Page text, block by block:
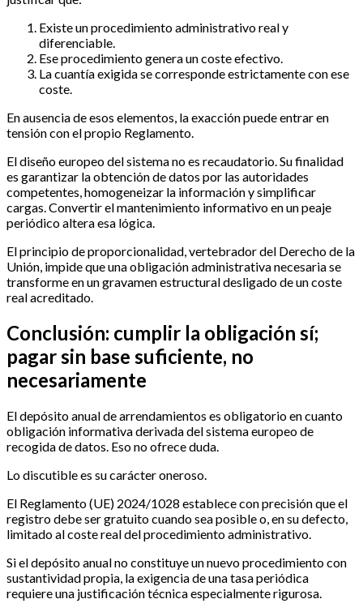
Existe un procedimiento administrativo real y
diferenciable.
Ese procedimiento genera un coste efectivo.
La cuantía exigida se corresponde estrictamente con ese
coste.
En ausencia de esos elementos, la exacción puede entrar en
tensión con el propio Reglamento.
El diseño europeo del sistema no es recaudatorio. Su finalidad
es garantizar la obtención de datos por las autoridades
competentes, homogeneizar la información y simplificar
cargas. Convertir el mantenimiento informativo en un peaje
periódico altera esa lógica.
El principio de proporcionalidad, vertebrador del Derecho de la
Unión, impide que una obligación administrativa necesaria se
transforme en un gravamen estructural desligado de un coste
real acreditado.
Conclusión: cumplir la obligación sí;
pagar sin base suficiente, no
necesariamente
El depósito anual de arrendamientos es obligatorio en cuanto
obligación informativa derivada del sistema europeo de
recogida de datos. Eso no ofrece duda.
Lo discutible es su carácter oneroso.
El Reglamento (UE) 2024/1028 establece con precisión que el
registro debe ser gratuito cuando sea posible o, en su defecto,
limitado al coste real del procedimiento administrativo.
Si el depósito anual no constituye un nuevo procedimiento con
sustantividad propia, la exigencia de una tasa periódica
requiere una justificación técnica especialmente rigurosa.